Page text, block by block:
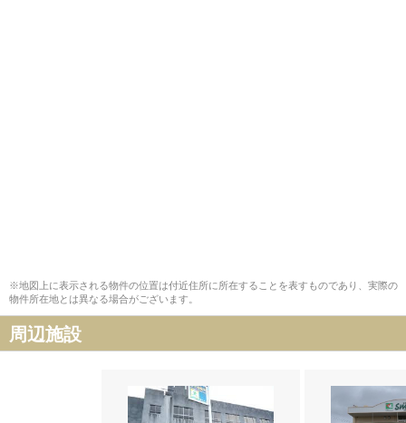
※地図上に表示される物件の位置は付近住所に所在することを表すものであり、実際の
物件所在地とは異なる場合がございます。
周辺施設